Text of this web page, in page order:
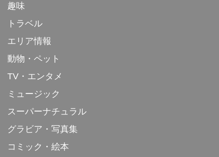
趣味
トラベル
エリア情報
動物・ペット
TV・エンタメ
ミュージック
スーパーナチュラル
グラビア・写真集
コミック・絵本